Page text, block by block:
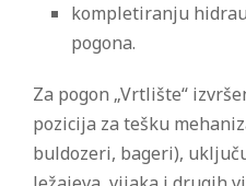
kompletiranju
pogona.
Za pogon „Vrtlište“
pozicija za tešku
buldozeri, bageri),